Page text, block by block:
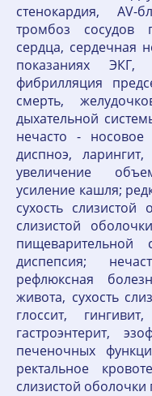
стенокардия, AV-
тромбоз сосудов
сердца, сердечная
показаниях
фибрилляция
смерть,
дыхательной
нечасто - носовое
диспноэ,
увеличение
усиление кашля;
сухость
слизистой
диспепсия;
рефлюксная
живота, сухость
глоссит,
гастроэнтерит,
печеночных
ректальное
слизистой оболочки